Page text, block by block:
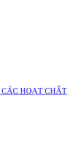
CÁC HOẠT CHẤT